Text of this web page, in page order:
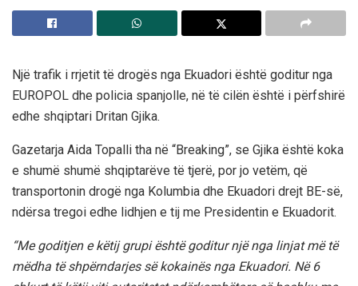
Një trafik i rrjetit të drogës nga Ekuadori është goditur nga
EUROPOL dhe policia spanjolle, në të cilën është i përfshirë
edhe shqiptari Dritan Gjika.
Gazetarja Aida Topalli tha në “Breaking”, se Gjika është koka
e shumë shumë shqiptarëve të tjerë, por jo vetëm, që
transportonin drogë nga Kolumbia dhe Ekuadori drejt BE-së,
ndërsa tregoi edhe lidhjen e tij me Presidentin e Ekuadorit.
“Me goditjen e këtij grupi është goditur një nga linjat më të
mëdha të shpërndarjes së kokainës nga Ekuadori. Në 6